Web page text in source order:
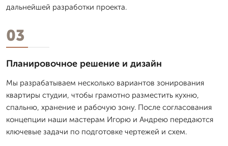
дальнейшей разработки проекта.
03
Планировочное решение и дизайн
Мы разрабатываем несколько вариантов зонирования
квартиры студии, чтобы грамотно разместить кухню,
спальню, хранение и рабочую зону. После согласования
концепции наши мастерам Игорю и Андрею передаются
ключевые задачи по подготовке чертежей и схем.